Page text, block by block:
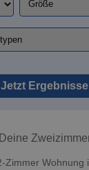
Jetzt
Zimmer Wohnung